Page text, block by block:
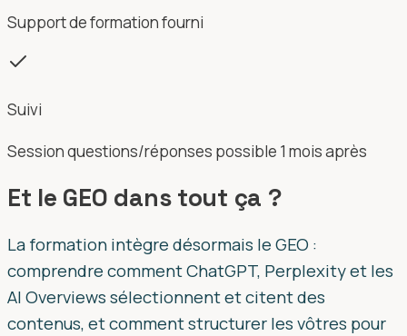
Support de formation fourni
Suivi
Session questions/réponses possible 1 mois après
Et le GEO dans tout ça ?
La formation intègre désormais le GEO :
comprendre comment ChatGPT, Perplexity et les
AI Overviews sélectionnent et citent des
contenus, et comment structurer les vôtres pour